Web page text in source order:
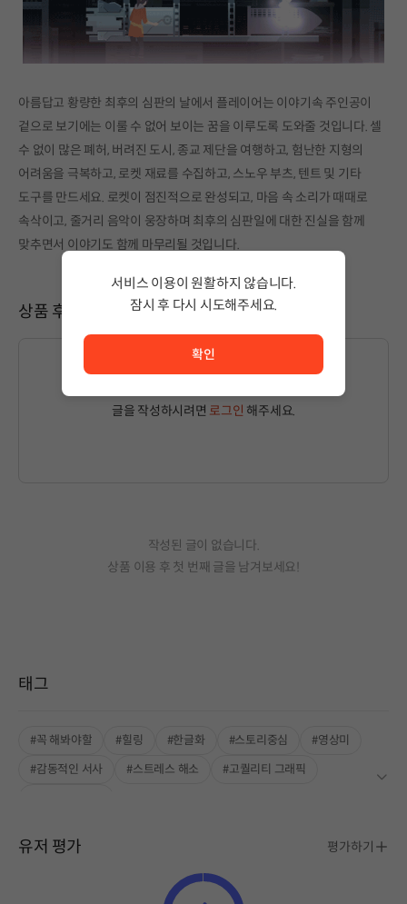
아름답고 황량한 최후의 심판의 날에서 플레이어는 이야기속 주인공이
겉으로 보기에는 이룰 수 없어 보이는 꿈을 이루도록 도와줄 것입니다. 셀
수 없이 많은 폐허, 버려진 도시, 종교 제단을 여행하고, 험난한 지형의
어려움을 극복하고, 로켓 재료를 수집하고, 스노우 부츠, 텐트 및 기타
도구를 만드세요. 로켓이 점진적으로 완성되고, 마음 속 소리가 때때로
속삭이고, 줄거리 음악이 웅장하며 최후의 심판일에 대한 진실을 함께
맞추면서 이야기도 함께 마무리될 것입니다.
상품 후기
글을 작성하시려면 로그인 해주세요.
작성된 글이 없습니다.
상품 이용 후 첫 번째 글을 남겨보세요!
태그
#꼭 해봐야할 #힐링 #한글화 #스토리중심
#영상미
#감동적인 서사
#스트레스 해소
#고퀄리티 그래픽
유저 평가 평가하기
서비스 이용이 원활하지 않습니다.
잠시 후 다시 시도해주세요.
확인